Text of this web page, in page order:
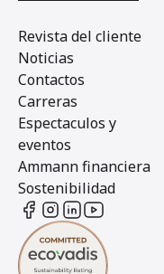
Revista del cliente
Noticias
Contactos
Carreras
Espectaculos y
eventos
Ammann financiera
Sostenibilidad